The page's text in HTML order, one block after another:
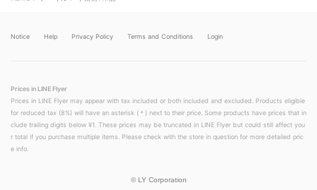
w
Notice Help Privacy Policy Terms and Conditions Login
Prices in LINE Flyer
Prices in LINE Flyer may appear with tax included or both included and excluded. Products eligible
for reduced tax (8%) will have an asterisk (＊) next to their price. Some products have prices that in
clude trailing digits below ¥1. These prices may be truncated in LINE Flyer but could still affect you
r total if you purchase multiple items. Please check with the store in question for more detailed pric
e info.
© LY Corporation